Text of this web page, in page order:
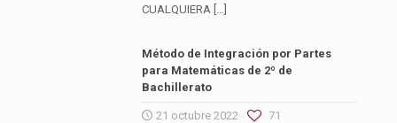
CUALQUIERA[…]
Método de Integración por Partes
para Matemáticas de 2º de
Bachillerato
21 octubre 2022
71